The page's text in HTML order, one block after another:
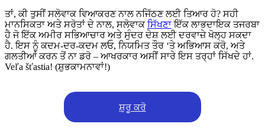
ਤਾਂ, ਕੀ ਤੁਸੀਂ ਸਲੋਵਾਕ ਵਿਆਕਰਣ ਨਾਲ ਨਜਿੱਠਣ ਲਈ ਤਿਆਰ ਹੋ? ਸਹੀ
ਮਾਨਸਿਕਤਾ ਅਤੇ ਸਰੋਤਾਂ ਦੇ ਨਾਲ, ਸਲੋਵਾਕਸਿੱਖਣਾਇੱਕ ਲਾਭਦਾਇਕ ਤਜਰਬਾ
ਹੈ ਜੋ ਇੱਕ ਅਮੀਰ ਸਭਿਆਚਾਰ ਅਤੇ ਸੁੰਦਰ ਦੇਸ਼ ਲਈ ਦਰਵਾਜ਼ੇ ਖੋਲ੍ਹ ਸਕਦਾ
ਹੈ. ਇਸ ਨੂੰ ਕਦਮ-ਦਰ-ਕਦਮ ਲਓ, ਨਿਯਮਿਤ ਤੌਰ ‘ਤੇ ਅਭਿਆਸ ਕਰੋ, ਅਤੇ
ਗਲਤੀਆਂ ਕਰਨ ਤੋਂ ਨਾ ਡਰੋ – ਆਖਰਕਾਰ ਅਸੀਂ ਸਾਰੇ ਇਸ ਤਰ੍ਹਾਂ ਸਿੱਖਦੇ ਹਾਂ.
Veľa šťastia! (ਸ਼ੁਭਕਾਮਨਾਵਾਂ!)
ਸ਼ੁਰੂ ਕਰੋ